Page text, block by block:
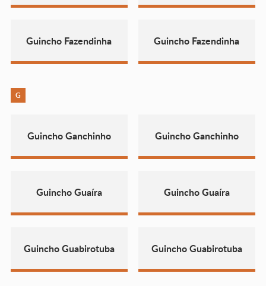
Guincho Fazendinha Guincho Fazendinha
G
Guincho Ganchinho Guincho Ganchinho
Guincho Guaíra Guincho Guaíra
Guincho Guabirotuba Guincho Guabirotuba